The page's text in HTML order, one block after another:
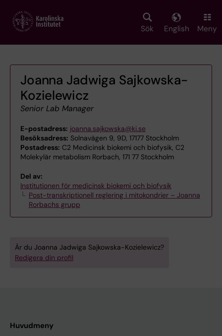
main
Sök English Meny
Joanna Jadwiga Sajkowska-
Kozielewicz
Senior Lab Manager
E-postadress: joanna.sajkowska@ki.se
Besöksadress: Solnavägen 9, 9D, 17177 Stockholm
Postadress: C2 Medicinsk biokemi och biofysik, C2
Molekylär metabolism Rorbach, 171 77 Stockholm
Del av:
Institutionen för medicinsk biokemi och biofysik
Post-transkriptionell reglering i mitokondrier – Joanna
Rorbachs grupp
Är du Joanna Jadwiga Sajkowska-Kozielewicz?
Redigera din profil
Huvudmeny